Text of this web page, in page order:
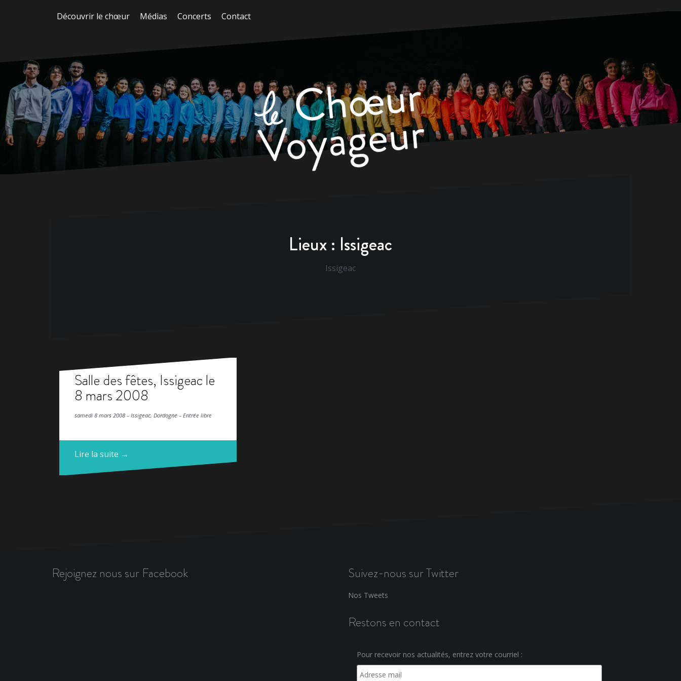
Découvrir le chœur Médias Concerts Contact
Lieux : Issigeac
Issigeac
Salle des fêtes, Issigeac le
8 mars 2008
samedi 8 mars 2008 – Issigeac, Dordogne – Entrée libre
Lire la suite →
Rejoignez nous sur Facebook Suivez-nous sur Twitter
Nos Tweets
Restons en contact
Pour recevoir nos actualités, entrez votre courriel :